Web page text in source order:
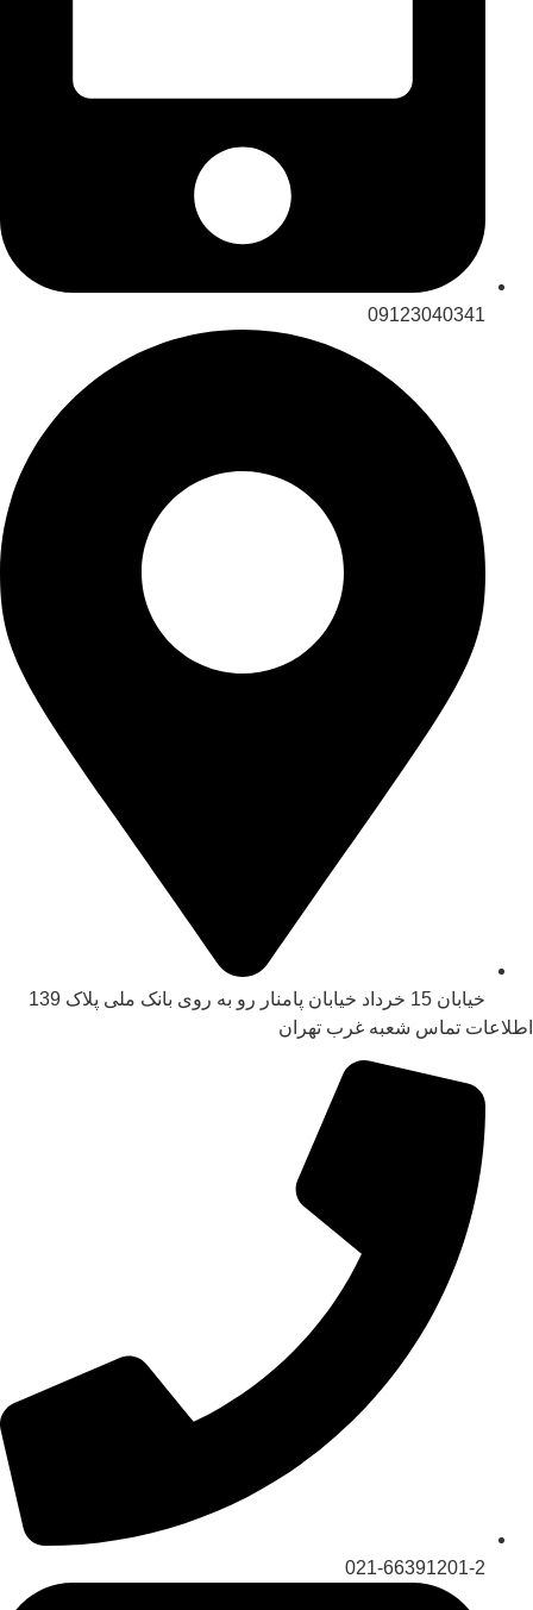
09123040341
خیابان 15 خرداد خیابان پامنار رو به روی بانک ملی پلاک 139​
اطلاعات تماس شعبه غرب تهران
021-66391201-2